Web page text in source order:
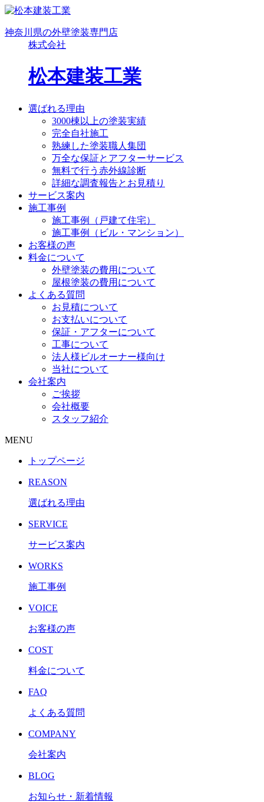
神奈川県の外壁塗装専門店
株式会社
松本建装工業
選ばれる理由
3000棟以上の塗装実績
完全自社施工
熟練した塗装職人集団
万全な保証とアフターサービス
無料で行う赤外線診断
詳細な調査報告とお見積り
サービス案内
施工事例
施工事例（戸建て住宅）
施工事例（ビル・マンション）
お客様の声
料金について
外壁塗装の費用について
屋根塗装の費用について
よくある質問
お見積について
お支払いについて
保証・アフターについて
工事について
法人様ビルオーナー様向け
当社について
会社案内
ご挨拶
会社概要
スタッフ紹介
MENU
トップページ
REASON
選ばれる理由
SERVICE
サービス案内
WORKS
施工事例
VOICE
お客様の声
COST
料金について
FAQ
よくある質問
COMPANY
会社案内
BLOG
お知らせ・新着情報